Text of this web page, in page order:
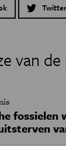
Twitter
van
fossielen